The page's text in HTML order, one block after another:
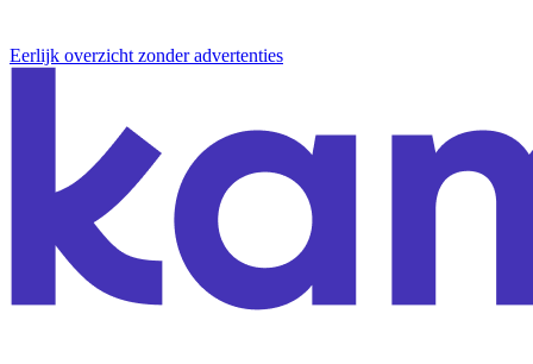
Eerlijk overzicht zonder advertenties